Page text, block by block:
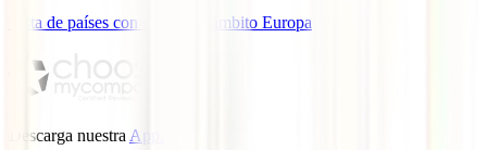
Lista de países con cobertura ámbito Europa
Descarga nuestra App.